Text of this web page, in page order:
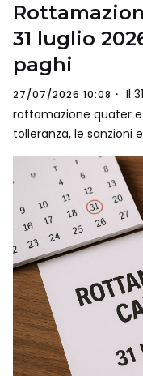
31 luglio
paghi
27/07/2026 10:08
Il
rottamazione quater e
tolleranza, le sanzioni